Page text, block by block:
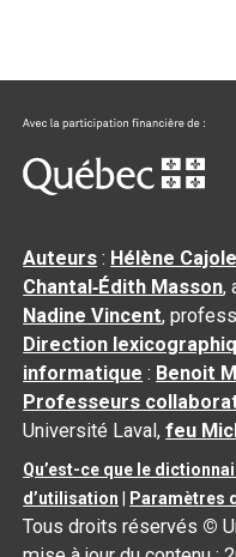
Auteurs : Hélène
Chantal‑Édith Masson,
Nadine Vincent,
Direction
informatique : Benoit
Professeurs
Université Laval,feu
Qu’est-ce que le
d’utilisation
Paramètres
Tous droits réservés ©